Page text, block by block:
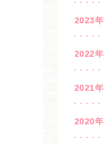
2023年
2022年
2021年
2020年